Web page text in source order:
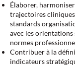
Élaborer,
trajectoires cliniques
standards
avec les orientations
normes
Contribuer à la
indicateurs